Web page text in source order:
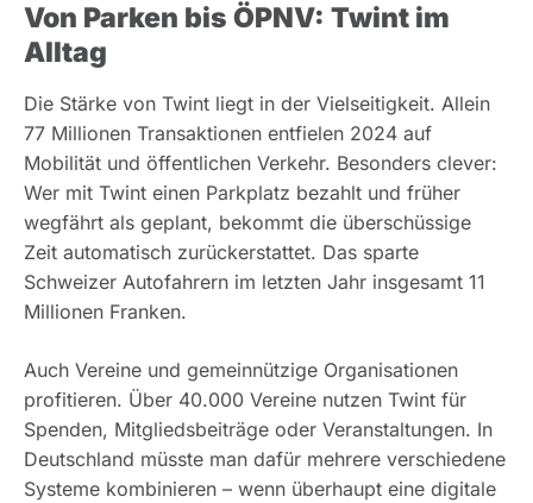
Von Parken bis ÖPNV: Twint im
Alltag
Die Stärke von Twint liegt in der Vielseitigkeit. Allein
77 Millionen Transaktionen entfielen 2024 auf
Mobilität und öffentlichen Verkehr. Besonders clever:
Wer mit Twint einen Parkplatz bezahlt und früher
wegfährt als geplant, bekommt die überschüssige
Zeit automatisch zurückerstattet. Das sparte
Schweizer Autofahrern im letzten Jahr insgesamt 11
Millionen Franken.
Auch Vereine und gemeinnützige Organisationen
profitieren. Über 40.000 Vereine nutzen Twint für
Spenden, Mitgliedsbeiträge oder Veranstaltungen. In
Deutschland müsste man dafür mehrere verschiedene
Systeme kombinieren – wenn überhaupt eine digitale